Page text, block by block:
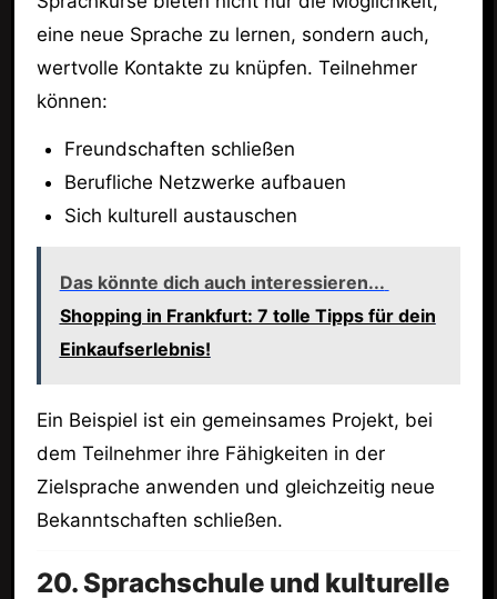
eine neue Sprache zu lernen, sondern auch,
wertvolle Kontakte zu knüpfen. Teilnehmer
können:
Freundschaften schließen
Berufliche Netzwerke aufbauen
Sich kulturell austauschen
Das könnte dich auch interessieren...
Shopping in Frankfurt: 7 tolle Tipps für dein
Einkaufserlebnis!
Ein Beispiel ist ein gemeinsames Projekt, bei
dem Teilnehmer ihre Fähigkeiten in der
Zielsprache anwenden und gleichzeitig neue
Bekanntschaften schließen.
20. Sprachschule und kulturelle